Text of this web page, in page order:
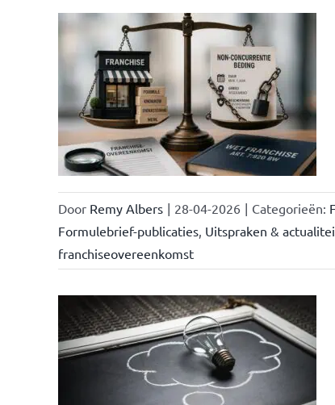
Door Remy Albers | 28-04-2026 | Categorieën:
Formulebrief-publicaties, Uitspraken &
franchiseovereenkomst